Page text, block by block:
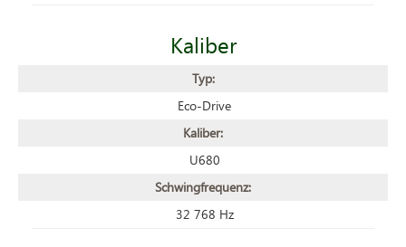
Kaliber
Typ:
Eco-Drive
Kaliber:
U680
Schwingfrequenz:
32 768 Hz